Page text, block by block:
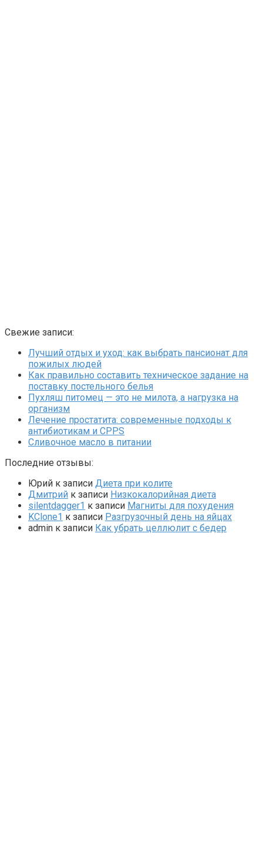
Свежие записи:
Лучший отдых и уход: как выбрать пансионат для
пожилых людей
Как правильно составить техническое задание на
поставку постельного белья
Пухляш питомец — это не милота, а нагрузка на
организм
Лечение простатита: современные подходы к
антибиотикам и CPPS
Сливочное масло в питании
Последние отзывы:
Юрий к записи Диета при колите
Дмитрий к записи Низкокалорийная диета
silentdagger1 к записи Магниты для похудения
KClone1 к записи Разгрузочный день на яйцах
admin к записи Как убрать целлюлит с бедер